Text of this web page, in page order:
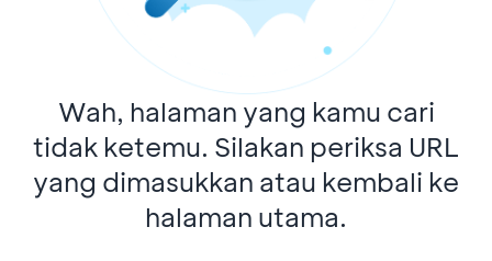
Wah, halaman yang kamu cari
tidak ketemu. Silakan periksa URL
yang dimasukkan atau kembali ke
halaman utama.